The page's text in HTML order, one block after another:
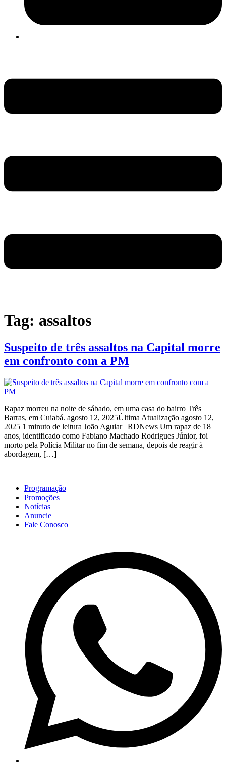
Tag: assaltos
Suspeito de três assaltos na Capital morre
em confronto com a PM
Rapaz morreu na noite de sábado, em uma casa do bairro Três
Barras, em Cuiabá. agosto 12, 2025Última Atualização agosto 12,
2025 1 minuto de leitura João Aguiar | RDNews Um rapaz de 18
anos, identificado como Fabiano Machado Rodrigues Júnior, foi
morto pela Polícia Militar no fim de semana, depois de reagir à
abordagem, […]
Programação
Promoções
Notícias
Anuncie
Fale Conosco